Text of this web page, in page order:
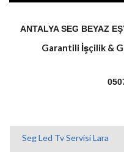
ANTALYA SEG BEYAZ
Garantili İşçilik &
Seg Led Tv Servisi Lara